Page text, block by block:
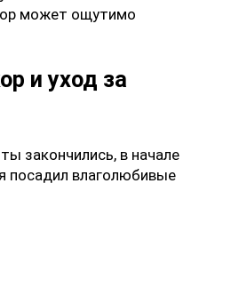
может ощутимо
и уход за
закончились, в начале
посадил влаголюбивые